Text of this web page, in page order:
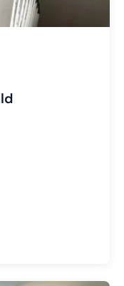
wechseln
2 wechseln
3 wechseln
wechseln
wechseln
wechseln